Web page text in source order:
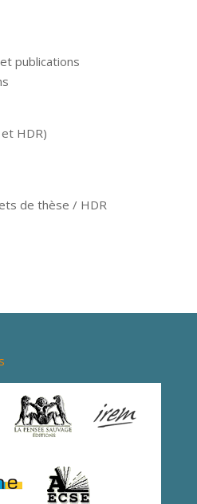
publications
HDR)
de thèse / HDR